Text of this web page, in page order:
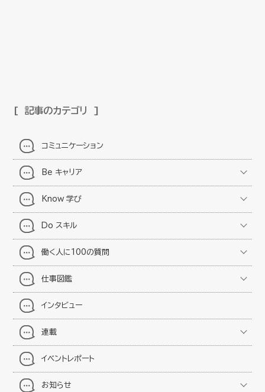
記事のカテゴリ
コミュニケーション
Be キャリア
Know 学び
Do スキル
働く人に100の質問
仕事図鑑
インタビュー
連載
イベントレポート
お知らせ